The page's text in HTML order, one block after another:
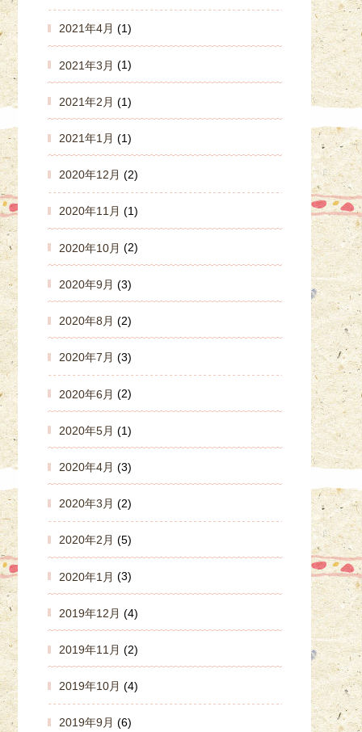
2021年4月 (1)
2021年3月 (1)
2021年2月 (1)
2021年1月 (1)
2020年12月 (2)
2020年11月 (1)
2020年10月 (2)
2020年9月 (3)
2020年8月 (2)
2020年7月 (3)
2020年6月 (2)
2020年5月 (1)
2020年4月 (3)
2020年3月 (2)
2020年2月 (5)
2020年1月 (3)
2019年12月 (4)
2019年11月 (2)
2019年10月 (4)
2019年9月 (6)